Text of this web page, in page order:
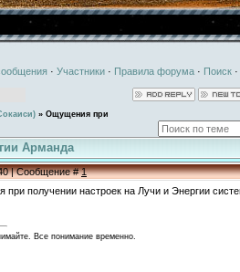
· Участники · Правила форума · Поиск ·
» Ощущения при
Арманда
| Сообщение #1
получении настроек на Лучи и Энергии
Все понимание временно.